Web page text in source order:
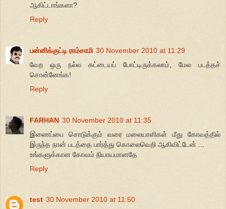
ஆகிட்டாங்களா?
Reply
பன்னிக்குட்டி ராம்சாமி 30 November 2010 at 11:29
வேற ஒரு நல்ல கட்டையப் போட்டிருக்கலாம், மேல படத்தச்
சொன்னேங்க!
Reply
FARHAN 30 November 2010 at 11:35
இணைப்பை சொடுக்கும் வரை மலையாளிகள் மீது கோவத்தில்
இருந்த நான் படத்தை பார்த்து கொலைவெறி ஆகிவிட்டேன் ...
உங்களுக்கான கோவம் நியாயமானதே
Reply
test 30 November 2010 at 11:50